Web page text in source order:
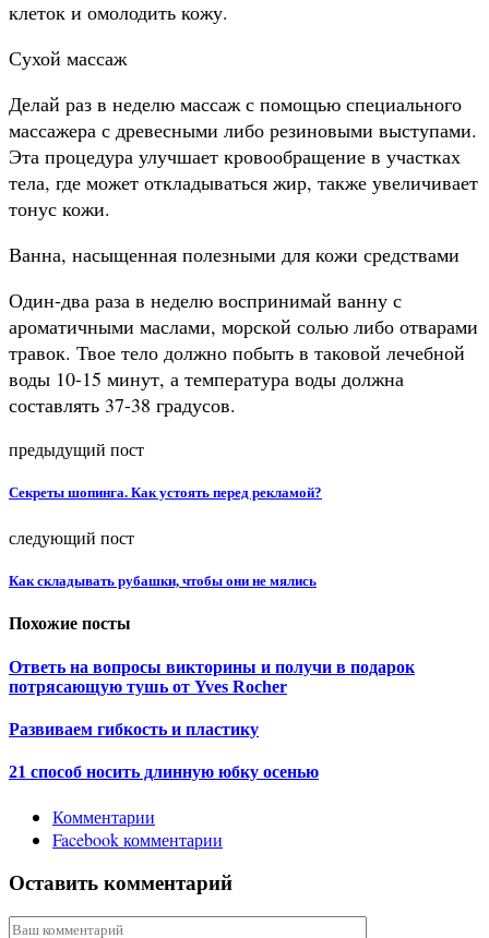
клеток и омолодить кожу.
Сухой массаж
Делай раз в неделю массаж с помощью специального
массажера с древесными либо резиновыми выступами.
Эта процедура улучшает кровообращение в участках
тела, где может откладываться жир, также увеличивает
тонус кожи.
Ванна, насыщенная полезными для кожи средствами
Один-два раза в неделю воспринимай ванну с
ароматичными маслами, морской солью либо отварами
травок. Твое тело должно побыть в таковой лечебной
воды 10-15 минут, а температура воды должна
составлять 37-38 градусов.
предыдущий пост
Секреты шопинга. Как устоять перед рекламой?
следующий пост
Как складывать рубашки, чтобы они не мялись
Похожие посты
Ответь на вопросы викторины и получи в подарок
потрясающую тушь от Yves Rocher
Развиваем гибкость и пластику
21 способ носить длинную юбку осенью
Комментарии
Facebook комментарии
Оставить комментарий